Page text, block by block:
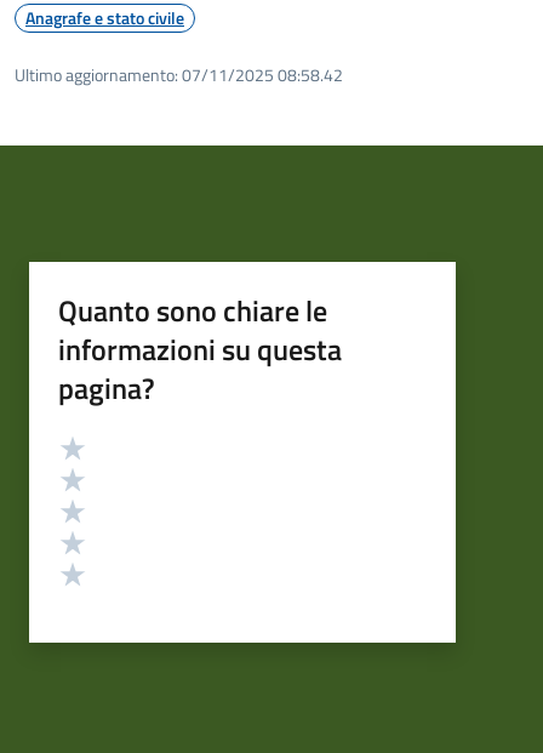
Anagrafe e stato civile
Ultimo aggiornamento:07/11/2025 08:58.42
Quanto sono chiare le
informazioni su questa
pagina?
Valutazione